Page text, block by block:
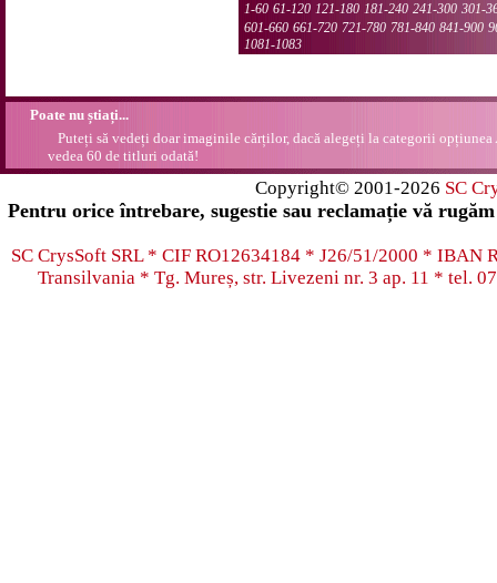
1-60 61-120 121-180 181-240 241-300 301-
601-660 661-720 721-780 781-840 841-900
1081-1083
Poate nu știați...
Puteți să vedeți doar imaginile cărților, dacă alegeți la categorii opțiunea
vedea 60 de titluri odată!
Copyright© 2001-2026 SC
Pentru orice întrebare, sugestie sau reclamație vă
SC CrysSoft SRL * CIF RO12634184 * J26/51/2000 * IBAN
Transilvania * Tg. Mureș, str. Livezeni nr. 3 ap. 11 * tel.